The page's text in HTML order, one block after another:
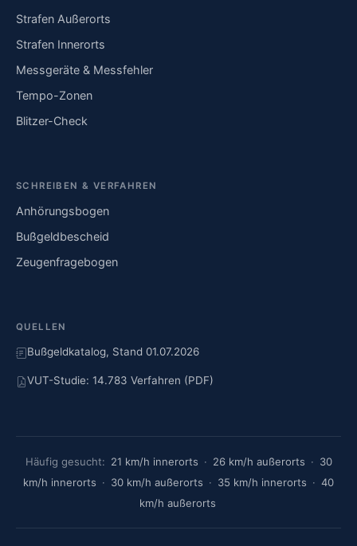
Strafen Außerorts
Strafen Innerorts
Messgeräte & Messfehler
Tempo-Zonen
Blitzer-Check
SCHREIBEN & VERFAHREN
Anhörungsbogen
Bußgeldbescheid
Zeugenfragebogen
QUELLEN
Bußgeldkatalog, Stand 01.07.2026
VUT-Studie: 14.783 Verfahren (PDF)
Häufig gesucht: 21 km/h innerorts · 26 km/h außerorts · 30
km/h innerorts · 30 km/h außerorts · 35 km/h innerorts · 40
km/h außerorts